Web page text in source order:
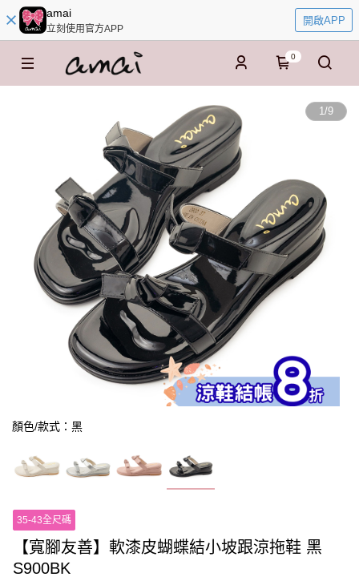
amai
立刻使用官方APP
開啟APP
0
1/9
顏色/款式：黑
35-43全尺碼
【寬腳友善】軟漆皮蝴蝶結小坡跟涼拖鞋 黑
S900BK